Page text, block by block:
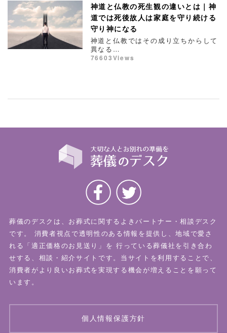
神道と仏教の死生観の違いとは｜神
道では死後故人は家庭を守り続ける
守り神になる
神道と仏教ではその成り立ちからして
異なる…
76603Views
葬儀のデスクは、お葬式に関するよきパートナー・相談デスク
です。
消費者視点で透明性のある情報を提供し、地域で愛さ
れる「適正価格のお見送り」を 行っている葬儀社を引き合わ
せする、相談・紹介サイトです。当サイトを利用することで、
消費者がより良いお葬式を実現する機会が増えることを願って
います。
個人情報保護方針